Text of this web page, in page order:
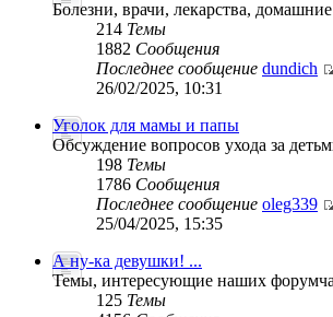
Болезни, врачи, лекарства, домашние
214 Темы
1882 Сообщения
Последнее сообщение dundich
26/02/2025, 10:31
Уголок для мамы и папы
Обсуждение вопросов ухода за
198 Темы
1786 Сообщения
Последнее сообщение oleg339
25/04/2025, 15:35
А ну-ка девушки! ...
Темы, интересующие наших
125 Темы